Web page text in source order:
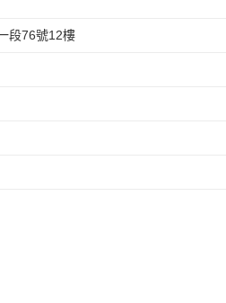
段76號12樓